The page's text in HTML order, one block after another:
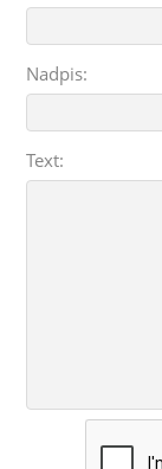
Nadpis:
Text: